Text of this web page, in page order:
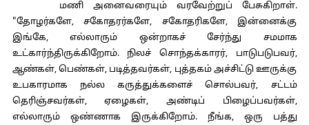
மணி அனைவரையும் வரவேற்றுப் பேசுகிறாள்.
"தோழர்களே, சகோதரர்களே, சகோதரிகளே, இன்னைக்கு
இங்கே, எல்லாரும் ஒன்றாகச் சேர்ந்து சமமாக
உட்கார்ந்திருக்கிறோம். நிலச் சொந்தக்காரர், பாடுபடுபவர்,
ஆண்கள், பெண்கள், படித்தவர்கள், புத்தகம் அச்சிட்டு ஊருக்கு
உபகாரமாக நல்ல கருத்துக்களைச் சொல்பவர், சட்டம்
தெரிஞ்சவர்கள், ஏழைகள், அண்டிப் பிழைப்பவர்கள்,
எல்லாரும் ஒண்ணாக இருக்கிறோம். நீங்க, ஒரு பத்து